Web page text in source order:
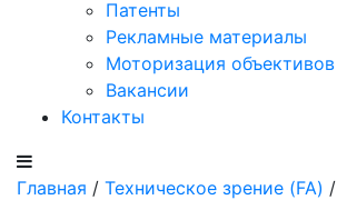
Патенты
Рекламные материалы
Моторизация объективов
Вакансии
Контакты
Главная / Техническое зрение (FA) /